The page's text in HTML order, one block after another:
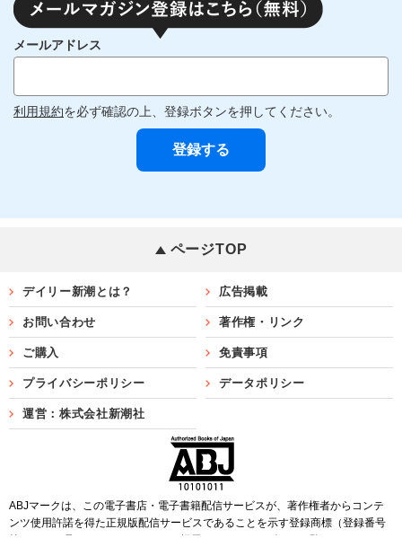
メールアドレス
利用規約を必ず確認の上、登録ボタンを押してください。
ページTOP
デイリー新潮とは？ 広告掲載
お問い合わせ 著作権・リンク
ご購入 免責事項
プライバシーポリシー データポリシー
運営：株式会社新潮社
ABJマークは、この電子書店・電子書籍配信サービスが、著作権者からコンテ
ンツ使用許諾を得た正規版配信サービスであることを示す登録商標（登録番号